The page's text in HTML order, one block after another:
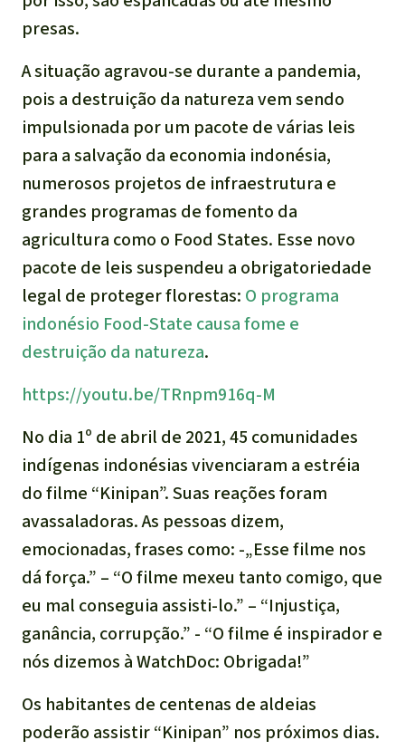
presas.
A situação agravou-se durante a pandemia,
pois a destruição da natureza vem sendo
impulsionada por um pacote de várias leis
para a salvação da economia indonésia,
numerosos projetos de infraestrutura e
grandes programas de fomento da
agricultura como o Food States. Esse novo
pacote de leis suspendeu a obrigatoriedade
legal de proteger florestas: O programa
indonésio Food-State causa fome e
destruição da natureza.
https://youtu.be/TRnpm916q-M
No dia 1º de abril de 2021, 45 comunidades
indígenas indonésias vivenciaram a estréia
do filme “Kinipan”. Suas reações foram
avassaladoras. As pessoas dizem,
emocionadas, frases como: -„Esse filme nos
dá força.” – “O filme mexeu tanto comigo, que
eu mal conseguia assisti-lo.” – “Injustiça,
ganância, corrupção.” - “O filme é inspirador e
nós dizemos à WatchDoc: Obrigada!”
Os habitantes de centenas de aldeias
poderão assistir “Kinipan” nos próximos dias.